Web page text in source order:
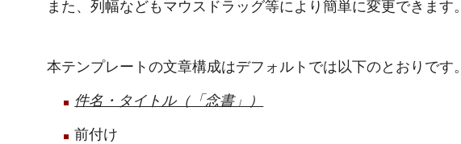
また、列幅などもマウスドラッグ等により簡単に変更できます。
本テンプレートの文章構成はデフォルトでは以下のとおりです。
件名・タイトル（「念書」）
前付け